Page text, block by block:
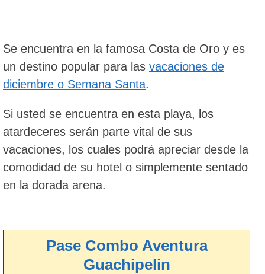
Se encuentra en la famosa Costa de Oro y es
un destino popular para las vacaciones de
diciembre o Semana Santa.
Si usted se encuentra en esta playa, los
atardeceres serán parte vital de sus
vacaciones, los cuales podrá apreciar desde la
comodidad de su hotel o simplemente sentado
en la dorada arena.
Pase Combo Aventura
Guachipelin